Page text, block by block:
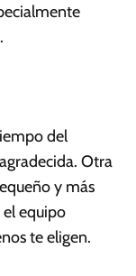
del
Otra
y más
equipo
te eligen.